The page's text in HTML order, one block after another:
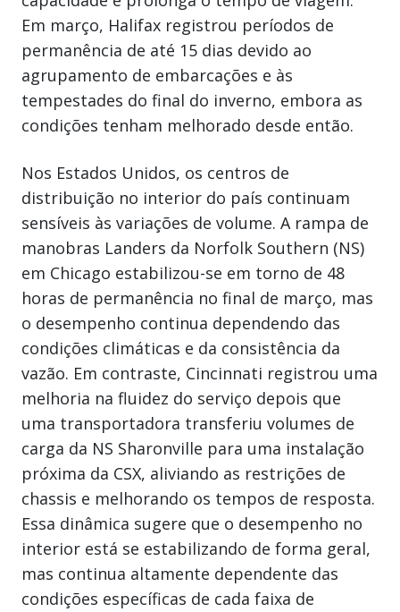
Em março, Halifax registrou períodos de
permanência de até 15 dias devido ao
agrupamento de embarcações e às
tempestades do final do inverno, embora as
condições tenham melhorado desde então.
Nos Estados Unidos, os centros de
distribuição no interior do país continuam
sensíveis às variações de volume. A rampa de
manobras Landers da Norfolk Southern (NS)
em Chicago estabilizou-se em torno de 48
horas de permanência no final de março, mas
o desempenho continua dependendo das
condições climáticas e da consistência da
vazão. Em contraste, Cincinnati registrou uma
melhoria na fluidez do serviço depois que
uma transportadora transferiu volumes de
carga da NS Sharonville para uma instalação
próxima da CSX, aliviando as restrições de
chassis e melhorando os tempos de resposta.
Essa dinâmica sugere que o desempenho no
interior está se estabilizando de forma geral,
mas continua altamente dependente das
condições específicas de cada faixa de